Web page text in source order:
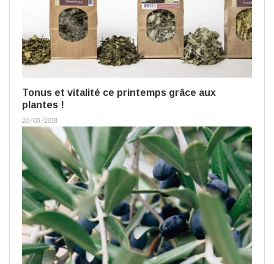
Tonus et vitalité ce printemps grâce aux
plantes !
20/03/2018